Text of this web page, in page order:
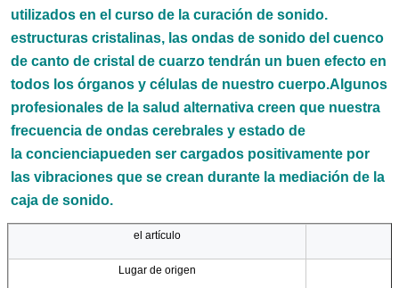
utilizados en el curso de la curación de sonido.
estructuras cristalinas, las ondas de sonido del cuenco
de canto de cristal de cuarzo tendrán un buen efecto en
todos los órganos y células de nuestro cuerpo.Algunos
profesionales de la salud alternativa creen que nuestra
frecuencia de ondas cerebrales y estado de
la concienciapueden ser cargados positivamente por
las vibraciones que se crean durante la mediación de la
caja de sonido.
el artículo
Lugar de origen